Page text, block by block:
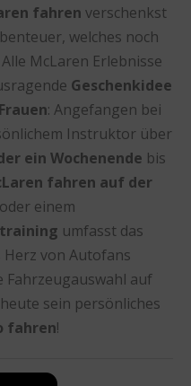
fahren verschenkst
welches noch
McLaren Erlebnisse
Geschenkidee
: Angefangen bei
Instruktor über
ein Wochenende bis
fahren auf der
oder einem
umfasst das
von Autofans
Fahrzeugauswahl auf
sein persönliches
fahren!